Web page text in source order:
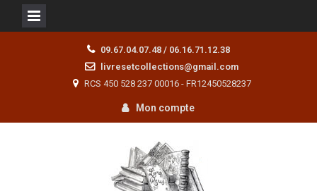
09.67.04.07.48 / 06.16.71.12.38
livresetcollections@gmail.com
RCS 450 528 237 00016 - FR12450528237
Mon compte